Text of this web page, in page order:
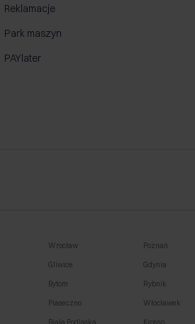
Reklamacje
Park maszyn
PAYlater
Wrocław Poznań
Gliwice Gdynia
Bytom Rybnik
Piaseczno Włocławek